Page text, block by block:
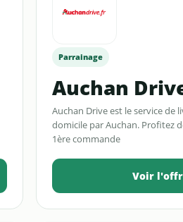
Parrainage
Auchan
Auchan Drive est le service de
domicile par Auchan. Profitez
1ère commande
Voir